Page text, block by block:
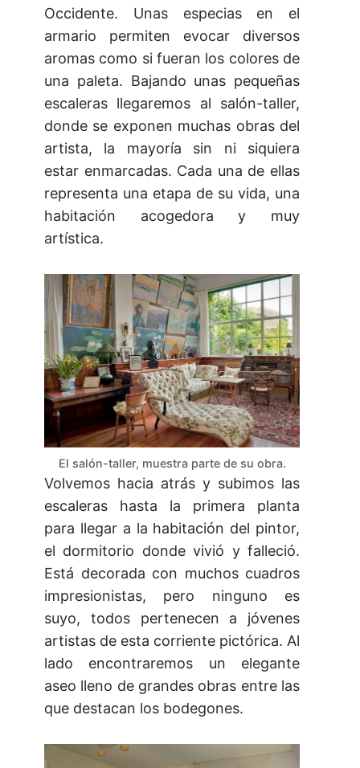
Occidente. Unas especias en el
armario permiten evocar diversos
aromas como si fueran los colores de
una paleta. Bajando unas pequeñas
escaleras llegaremos al salón-taller,
donde se exponen muchas obras del
artista, la mayoría sin ni siquiera
estar enmarcadas. Cada una de ellas
representa una etapa de su vida, una
habitación acogedora y muy
artística.
El salón-taller, muestra parte de su obra.
Volvemos hacia atrás y subimos las
escaleras hasta la primera planta
para llegar a la habitación del pintor,
el dormitorio donde vivió y falleció.
Está decorada con muchos cuadros
impresionistas, pero ninguno es
suyo, todos pertenecen a jóvenes
artistas de esta corriente pictórica. Al
lado encontraremos un elegante
aseo lleno de grandes obras entre las
que destacan los bodegones.